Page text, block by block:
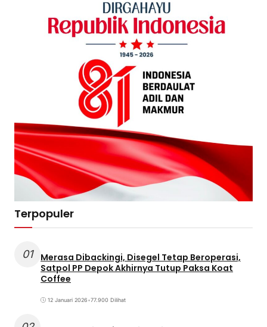
Terpopuler
01
Merasa Dibackingi, Disegel Tetap Beroperasi,
Satpol PP Depok Akhirnya Tutup Paksa Koat
Coffee
12 Januari 2026•77.900 Dilihat